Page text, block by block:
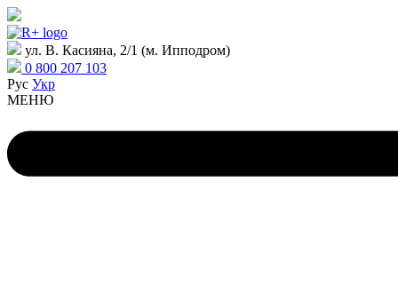
ул. В. Касияна, 2/1 (м. Ипподром)
0 800 207 103
Рус Укр
МЕНЮ